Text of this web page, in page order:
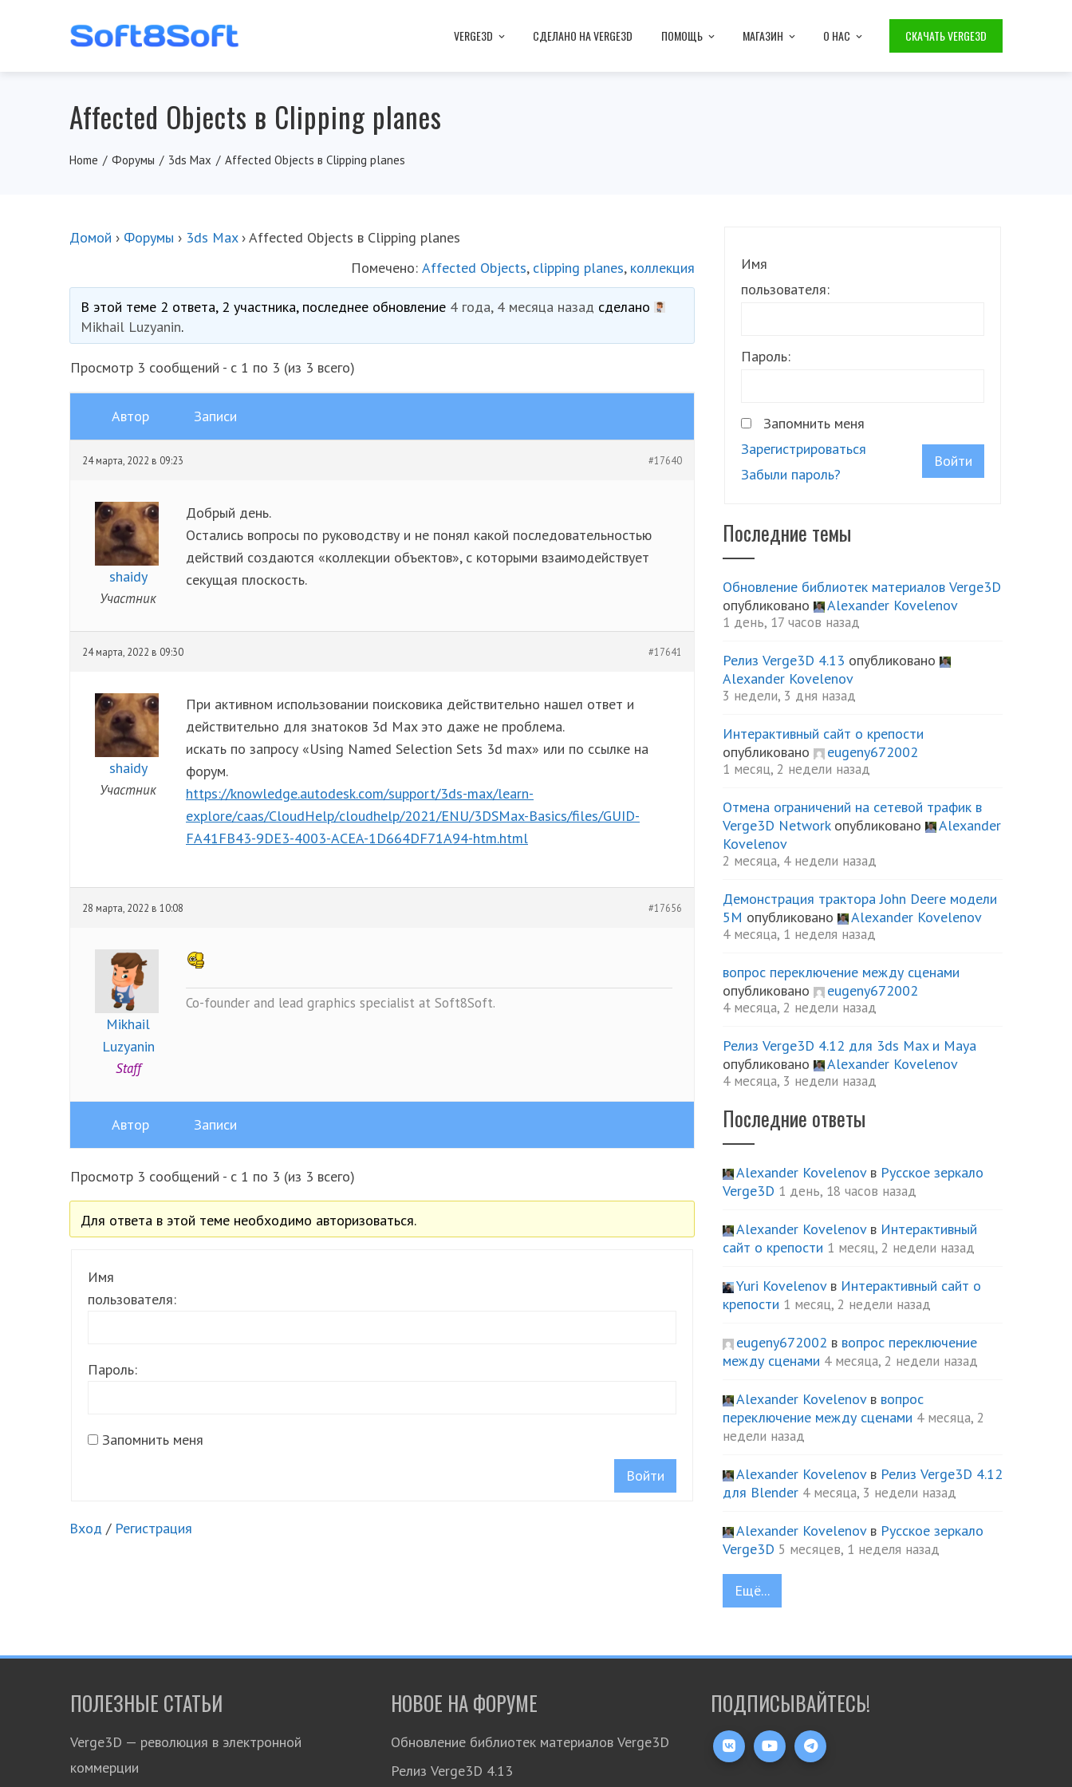
VERGE3D СДЕЛАНО НА VERGE3D ПОМОЩЬ МАГАЗИН О НАС СКАЧАТЬ VERGE3D
Affected Objects в Clipping planes
Home Форумы 3ds Max Affected Objects в Clipping planes
Домой › Форумы › 3ds Max ›Affected Objects в Clipping planes
Помечено: Affected Objects, clipping planes, коллекция
В этой теме 2 ответа, 2 участника, последнее обновление 4 года, 4 месяца назад сделано
Mikhail Luzyanin.
Просмотр 3 сообщений - с 1 по 3 (из 3 всего)
Автор Записи
24 марта, 2022 в 09:23 #17640
shaidy
Участник
Добрый день.
Остались вопросы по руководству и не понял какой последовательностью
действий создаются «коллекции объектов», с которыми взаимодействует
секущая плоскость.
24 марта, 2022 в 09:30 #17641
shaidy
Участник
При активном использовании поисковика действительно нашел ответ и
действительно для знатоков 3d Max это даже не проблема.
искать по запросу «Using Named Selection Sets 3d max» или по ссылке на
форум.
https://knowledge.autodesk.com/support/3ds-max/learn-
explore/caas/CloudHelp/cloudhelp/2021/ENU/3DSMax-Basics/files/GUID-
FA41FB43-9DE3-4003-ACEA-1D664DF71A94-htm.html
28 марта, 2022 в 10:08 #17656
Mikhail
Luzyanin
Staff
Co-founder and lead graphics specialist at Soft8Soft.
Автор Записи
Просмотр 3 сообщений - с 1 по 3 (из 3 всего)
Для ответа в этой теме необходимо авторизоваться.
Имя
пользователя:
Пароль:
Запомнить меня
Войти
Вход / Регистрация
Имя
пользователя:
Пароль:
Запомнить меня
Войти
Зарегистрироваться
Забыли пароль?
Последние темы
Обновление библиотек материалов Verge3D
опубликовано
Alexander Kovelenov
1 день, 17 часов назад
Релиз Verge3D 4.13 опубликовано
Alexander Kovelenov
3 недели, 3 дня назад
Интерактивный сайт о крепости
опубликовано
eugeny672002
1 месяц, 2 недели назад
Отмена ограничений на сетевой трафик в
Verge3D Networkопубликовано
Alexander
Kovelenov
2 месяца, 4 недели назад
Демонстрация трактора John Deere модели
5М опубликовано Alexander Kovelenov
4 месяца, 1 неделя назад
вопрос переключение между сценами
опубликовано
eugeny672002
4 месяца, 2 недели назад
Релиз Verge3D 4.12 для 3ds Max и Maya
опубликовано
Alexander Kovelenov
4 месяца, 3 недели назад
Последние ответы
Alexander Kovelenovв Русское зеркало
Verge3D 1 день, 18 часов назад
Alexander Kovelenovв Интерактивный
сайт о крепости 1 месяц, 2 недели назад
Yuri Kovelenovв Интерактивный сайт о
крепости 1 месяц, 2 недели назад
eugeny672002 в вопрос переключение
между сценами 4 месяца, 2 недели назад
Alexander Kovelenovв вопрос
переключение между сценами 4 месяца, 2
недели назад
Alexander Kovelenovв Релиз Verge3D 4.12
для Blender 4 месяца, 3 недели назад
Alexander Kovelenovв Русское зеркало
Verge3D 5 месяцев, 1 неделя назад
Ещё...
ПОЛЕЗНЫЕ СТАТЬИ
Verge3D — революция в электронной
коммерции
НОВОЕ НА ФОРУМЕ
Обновление библиотек материалов Verge3D
Релиз Verge3D 4.13
ПОДПИСЫВАЙТЕСЬ!